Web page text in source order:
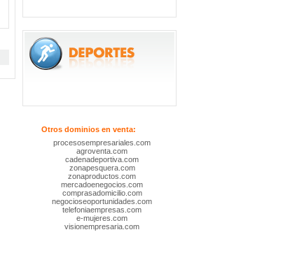
Otros dominios en venta:
procesosempresariales.com
agroventa.com
cadenadeportiva.com
zonapesquera.com
zonaproductos.com
mercadoenegocios.com
comprasadomicilio.com
negocioseoportunidades.com
telefoniaempresas.com
e-mujeres.com
visionempresaria.com